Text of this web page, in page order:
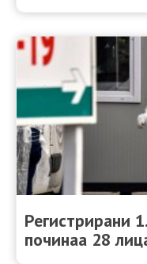
Регистрирани
починаа 28